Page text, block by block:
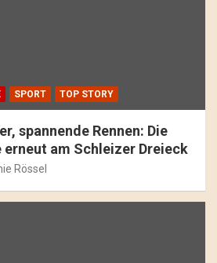
SPORT TOP STORY
spannende Rennen: Die
erneut am Schleizer Dreieck
Rössel